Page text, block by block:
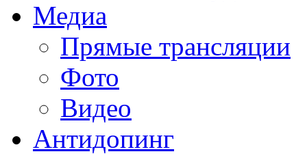
Медиа
Прямые трансляции
Фото
Видео
Антидопинг